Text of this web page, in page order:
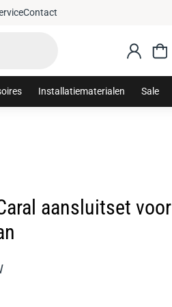
vanaf €75,-
Contact
Installatiematerialen Sale
aansluitset voor